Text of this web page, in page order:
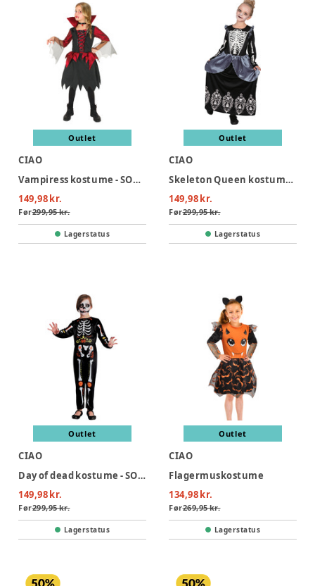
Outlet
CIAO
Vampiress kostume - SORT/RØD
149,98 kr.
Før299,95 kr.
Lagerstatus
Outlet
CIAO
Skeleton Queen kostume - SORT
149,98 kr.
Før299,95 kr.
Lagerstatus
Outlet
CIAO
Day of dead kostume - SORT
149,98 kr.
Før299,95 kr.
Lagerstatus
Outlet
CIAO
Flagermuskostume
134,98 kr.
Før269,95 kr.
Lagerstatus